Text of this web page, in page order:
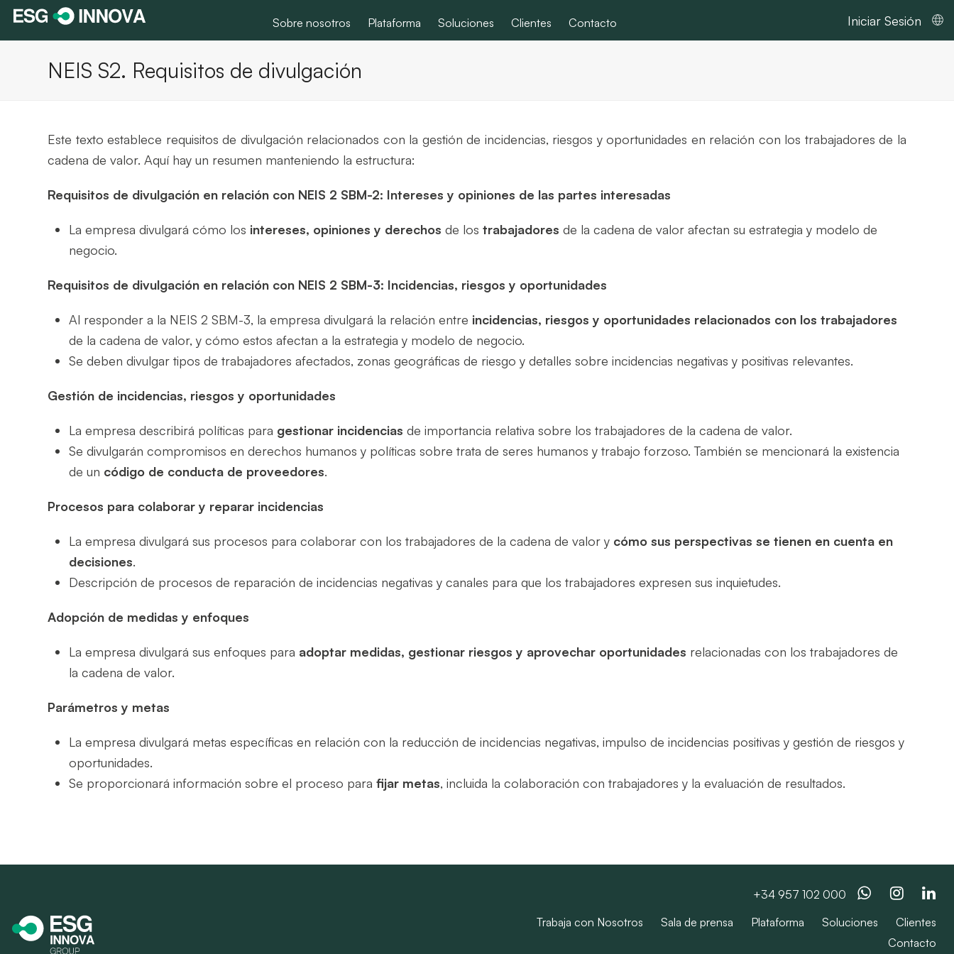
Sobre nosotros Plataforma Soluciones Clientes Contacto Iniciar Sesión
NEIS S2. Requisitos de divulgación
Este texto establece requisitos de divulgación relacionados con la gestión de incidencias, riesgos y oportunidades en relación con los trabajadores de la
cadena de valor. Aquí hay un resumen manteniendo la estructura:
Requisitos de divulgación en relación con NEIS 2 SBM-2: Intereses y opiniones de las partes interesadas
La empresa divulgará cómo los intereses, opiniones y derechos de lostrabajadoresde la cadena de valor afectan su estrategia y modelo de
negocio.
Requisitos de divulgación en relación con NEIS 2 SBM-3: Incidencias, riesgos y oportunidades
Al responder a la NEIS 2 SBM-3, la empresa divulgará la relación entre incidencias, riesgos y oportunidades relacionados con los trabajadores
de la cadena de valor, y cómo estos afectan a la estrategia y modelo de negocio.
Se deben divulgar tipos de trabajadores afectados, zonas geográficas de riesgo y detalles sobre incidencias negativas y positivas relevantes.
Gestión de incidencias, riesgos y oportunidades
La empresa describirá políticas para gestionar incidencias de importancia relativa sobre los trabajadores de la cadena de valor.
Se divulgarán compromisos en derechos humanos y políticas sobre trata de seres humanos y trabajo forzoso. También se mencionará la existencia
de un código de conducta de proveedores.
Procesos para colaborar y reparar incidencias
La empresa divulgará sus procesos para colaborar con los trabajadores de la cadena de valor y cómo sus perspectivas se tienen en cuenta en
decisiones.
Descripción de procesos de reparación de incidencias negativas y canales para que los trabajadores expresen sus inquietudes.
Adopción de medidas y enfoques
La empresa divulgará sus enfoques para adoptar medidas, gestionar riesgos y aprovechar oportunidades relacionadas con los trabajadores de
la cadena de valor.
Parámetros y metas
La empresa divulgará metas específicas en relación con la reducción de incidencias negativas, impulso de incidencias positivas y gestión de riesgos y
oportunidades.
Se proporcionará información sobre el proceso para fijar metas, incluida la colaboración con trabajadores y la evaluación de resultados.
+34 957 102 000 Whatsapp
Trabaja con Nosotros Sala de prensa Plataforma Soluciones
Clientes
Contacto